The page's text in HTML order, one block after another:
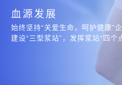
血源发展
始终坚持“关爱生命，呵护健康”
建设“三型浆站”，发挥浆站“四个